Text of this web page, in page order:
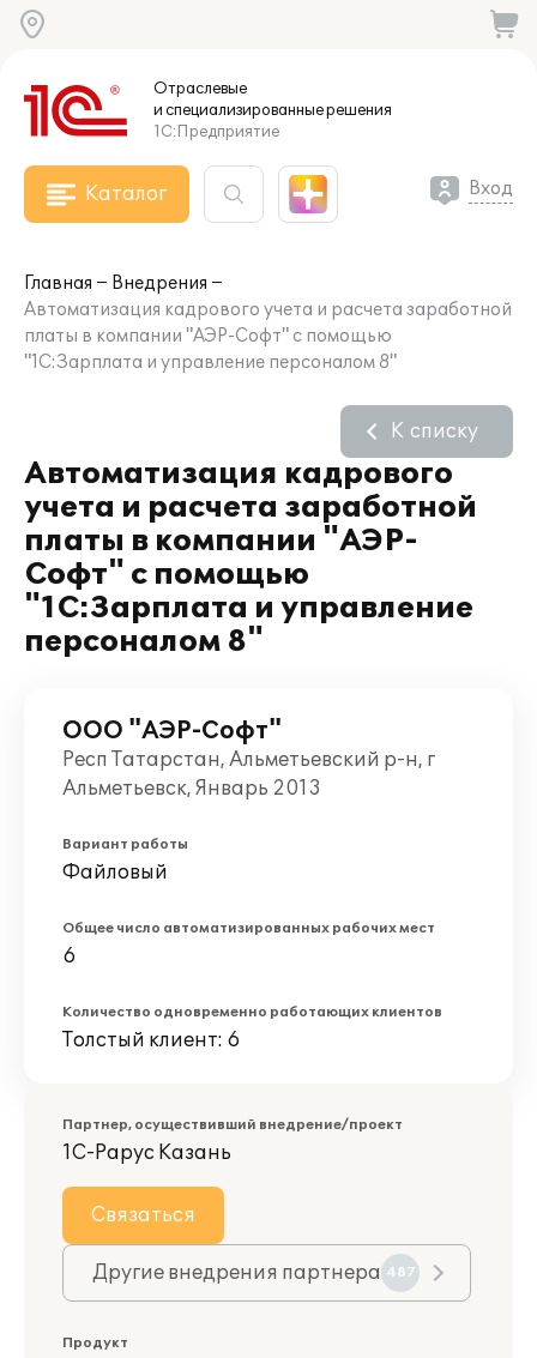
Отраслевые
и специализированныерешения
1С:Предприятие
Каталог Вход
Главная
Внедрения
Автоматизация кадрового учета и расчета заработной
платы в компании "АЭР-Софт" с помощью
"1С:Зарплата и управление персоналом 8"
Автоматизация кадрового
учета и расчета заработной
платы в компании "АЭР-
Софт" с помощью
"1С:Зарплата и управление
персоналом 8"
К списку
ООО "АЭР-Софт"
Респ Татарстан, Альметьевский р-н, г
Альметьевск, Январь 2013
Вариант работы
Файловый
Общее число автоматизированных рабочих мест
6
Количество одновременно работающих клиентов
Толстый клиент: 6
Партнер, осуществивший внедрение/проект
1С-Рарус Казань
Связаться
Другие внедрения партнера 487
Продукт